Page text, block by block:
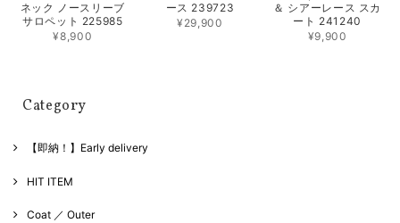
ネック ノースリーブ
サロペット 225985
¥8,900
ース 239723
¥29,900
＆ シアーレース スカ
ート 241240
¥9,900
Category
【即納！】Early delivery
HIT ITEM
Coat ／ Outer